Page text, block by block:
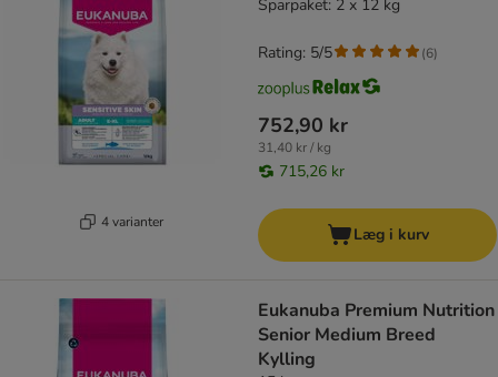
4 varianter
Sparpaket: 2 x 12 kg
752,90 kr
31,40 kr / kg
715,26 kr
Rating: 5/5 (6)
Læg i kurv
Eukanuba Premium Nutrition
Senior Medium Breed
Kylling